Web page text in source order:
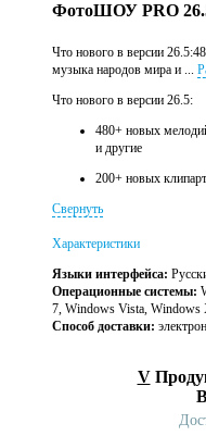
ФотоШОУ PRO
Что нового в версии
музыка народов мира и ...
Что нового в версии 26.5:
480+ новых
и другие
200+ новых
Свернуть
Характеристики
Языки интерфейса:
Операционные системы:
7, Windows Vista, Windows
Способ доставки:
V